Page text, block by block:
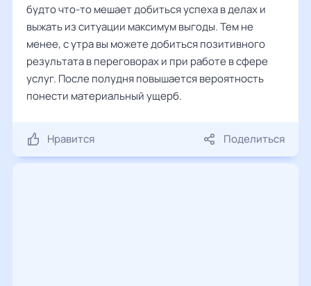
будто что-то мешает добиться успеха в делах и
выжать из ситуации максимум выгоды. Тем не
менее, с утра вы можете добиться позитивного
результата в переговорах и при работе в сфере
услуг. После полудня повышается вероятность
понести материальный ущерб.
Нравится Поделиться